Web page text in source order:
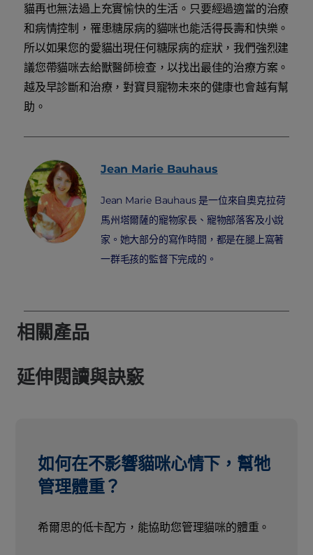
貓再也無法過上充實愉快的生活。只要經過適當的治療
和病情控制，罹患糖尿病的貓咪也能活得長壽和快樂。
所以如果您的愛貓出現任何糖尿病的症狀，我們強烈建
議您帶貓咪去給獸醫師檢查，以找出最佳的治療方案。
越及早診斷和治療，對寶貝寵物未來的健康也會越有幫
助。
Jean Marie Bauhaus
Jean Marie Bauhaus 是一位來自奧克拉荷
馬州塔爾薩的寵物家長、寵物部落客及小說
家。她大部分的寫作時間，都是在腿上窩著
一群毛孩的監督下完成的。
相關產品
延伸閱讀與訣竅
如何在不影響貓咪心情下，幫牠
管理體重？
希爾思的低卡配方，能協助您管理貓咪的體重。